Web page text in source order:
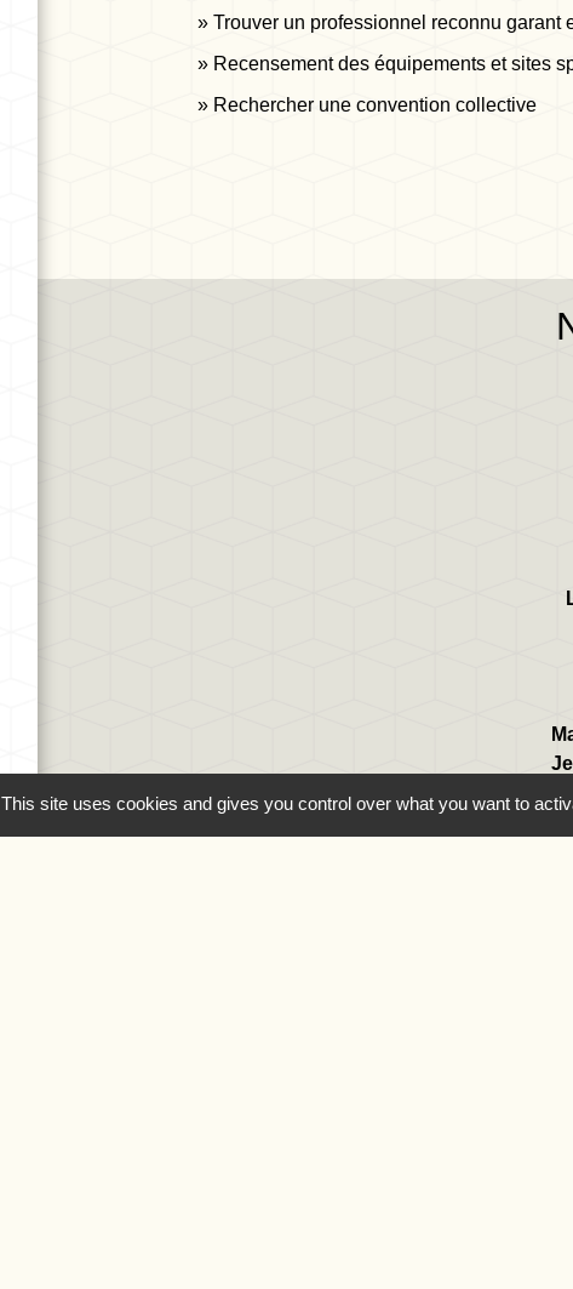
Trouver un professionnel reconnu garant
Recensement des équipements et sites
Rechercher une convention collective
This site uses cookies and gives you control over what you want to